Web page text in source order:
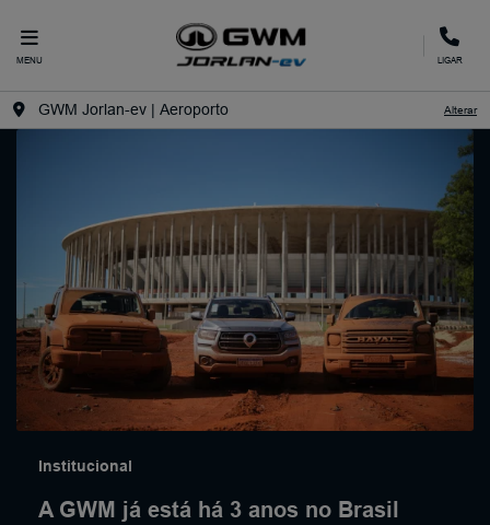
MENU LIGAR
GWM Jorlan-ev | Aeroporto Alterar
Institucional
A GWM já está há 3 anos no Brasil